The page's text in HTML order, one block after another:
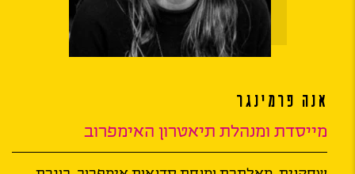
אנה פרמינגר
מייסדת ומנהלת תיאטרון האימפרוב